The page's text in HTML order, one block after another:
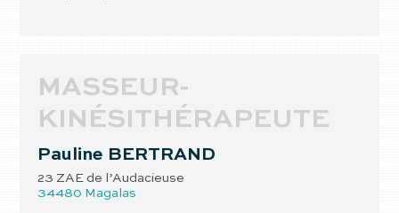
MASSEUR-
KINÉSITHÉRAPEUTE
Pauline BERTRAND
23 ZAE de l’Audacieuse
34480 Magalas